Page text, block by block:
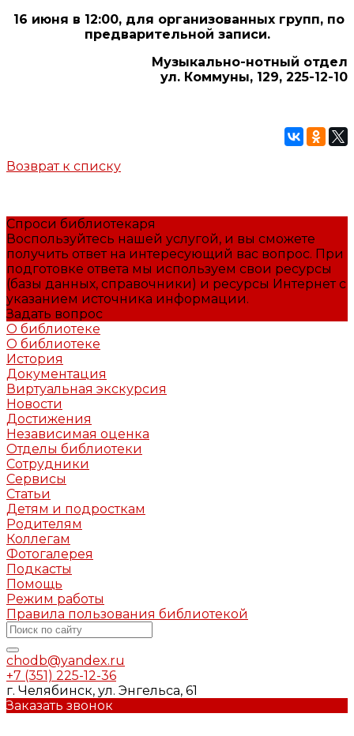
16 июня в 12:00, для организованных групп, по
предварительной записи.
Музыкально-нотный отдел
ул. Коммуны, 129, 225-12-10
Возврат к списку
Спроси библиотекаря
Воспользуйтесь нашей услугой, и вы сможете
получить ответ на интересующий вас вопрос. При
подготовке ответа мы используем свои ресурсы
(базы данных, справочники) и ресурсы Интернет с
указанием источника информации.
Задать вопрос
О библиотеке
О библиотеке
История
Документация
Виртуальная экскурсия
Новости
Достижения
Независимая оценка
Отделы библиотеки
Сотрудники
Сервисы
Статьи
Детям и подросткам
Родителям
Коллегам
Фотогалерея
Подкасты
Помощь
Режим работы
Правила пользования библиотекой
chodb@yandex.ru
+7 (351) 225-12-36
г. Челябинск, ул. Энгельса, 61
Заказать звонок